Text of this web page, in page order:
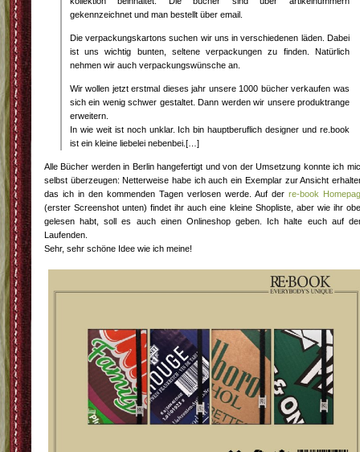
gekennzeichnet und man bestellt über email.
Die verpackungskartons suchen wir uns in verschiedenen läden. Dabei
ist uns wichtig bunten, seltene verpackungen zu finden. Natürlich
nehmen wir auch verpackungswünsche an.
Wir wollen jetzt erstmal dieses jahr unsere 1000 bücher verkaufen was
sich ein wenig schwer gestaltet. Dann werden wir unsere produktrange
erweitern.
In wie weit ist noch unklar. Ich bin hauptberuflich designer und re.book
ist ein kleine liebelei nebenbei.[…]
Alle Bücher werden in Berlin hangefertigt und von der Umsetzung konnte ich
selbst überzeugen: Netterweise habe ich auch ein Exemplar zur Ansicht
das ich in den kommenden Tagen verlosen werde. Auf der re-book
(erster Screenshot unten) findet ihr auch eine kleine Shopliste, aber wie ihr
gelesen habt, soll es auch einen Onlineshop geben. Ich halte euch auf
Laufenden.
Sehr, sehr schöne Idee wie ich meine!